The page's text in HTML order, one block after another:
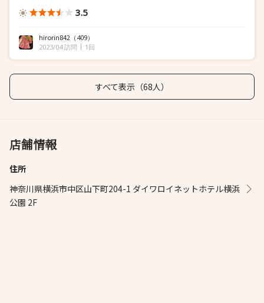
3.5
hirorin842 （409）
2023/04 訪問
1回
すべて表示（68人）
店舗情報
住所
神奈川県横浜市中区山下町204-1 ダイワロイネットホテル横浜
公園 2F